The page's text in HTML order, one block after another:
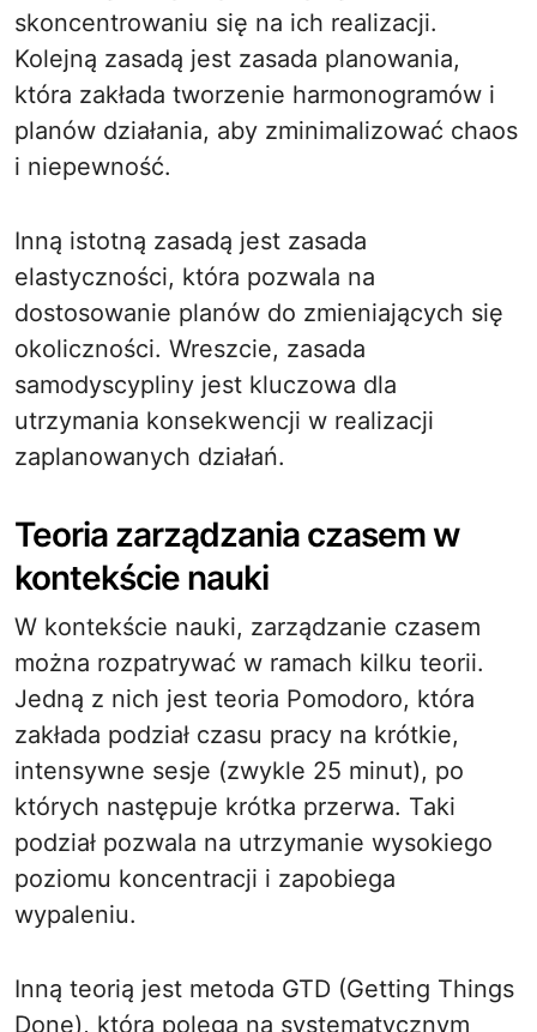
skoncentrowaniu się na ich realizacji.
Kolejną zasadą jest zasada planowania,
która zakłada tworzenie harmonogramów i
planów działania, aby zminimalizować chaos
i niepewność.
Inną istotną zasadą jest zasada
elastyczności, która pozwala na
dostosowanie planów do zmieniających się
okoliczności. Wreszcie, zasada
samodyscypliny jest kluczowa dla
utrzymania konsekwencji w realizacji
zaplanowanych działań.
Teoria zarządzania czasem w
kontekście nauki
W kontekście nauki, zarządzanie czasem
można rozpatrywać w ramach kilku teorii.
Jedną z nich jest teoria Pomodoro, która
zakłada podział czasu pracy na krótkie,
intensywne sesje (zwykle 25 minut), po
których następuje krótka przerwa. Taki
podział pozwala na utrzymanie wysokiego
poziomu koncentracji i zapobiega
wypaleniu.
Inną teorią jest metoda GTD (Getting Things
Done), która polega na systematycznym